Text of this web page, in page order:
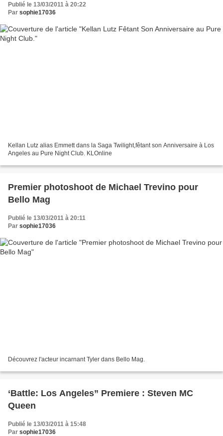
Publié le 13/03/2011 à 20:22
Par sophie17036
Kellan Lutz alias Emmett dans la Saga Twilight,fêtant son Anniversaire à Los
Angeles au Pure Night Club. KLOnline
Premier photoshoot de Michael Trevino pour
Bello Mag
Publié le 13/03/2011 à 20:11
Par sophie17036
Découvrez l'acteur incarnant Tyler dans Bello Mag.
‘Battle: Los Angeles” Premiere : Steven MC
Queen
Publié le 13/03/2011 à 15:48
Par sophie17036